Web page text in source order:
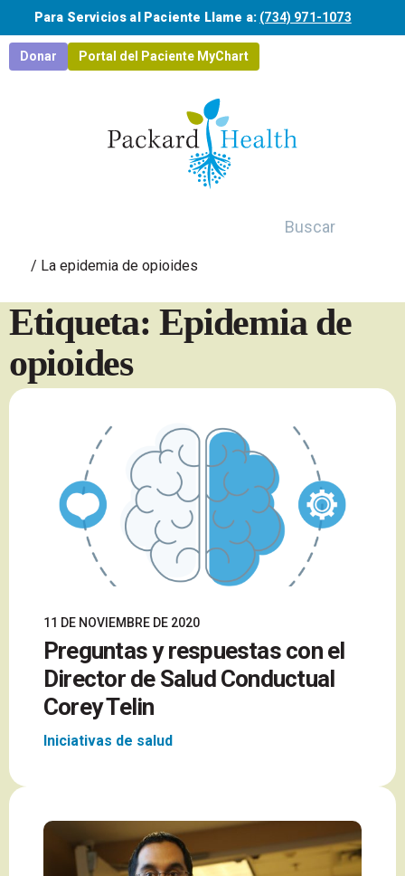
Saltar al contenido principal
Para Servicios al Paciente Llame a: (734) 971-1073
Donar Portal del Paciente MyChart
/ La epidemia de opioides
Etiqueta: Epidemia de
opioides
11 DE NOVIEMBRE DE 2020
Preguntas y respuestas con el
Director de Salud Conductual
Corey Telin
Iniciativas de salud